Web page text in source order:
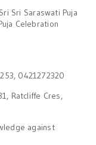
Sri Saraswati Puja
Celebration
0421272320
Ratcliffe Cres,
against